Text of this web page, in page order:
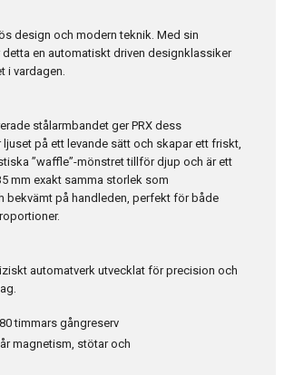
design och modern teknik. Med sin
en automatiskt driven designklassiker
i vardagen.
stålarmbandet ger PRX dess
på ett levande sätt och skapar ett friskt,
”waffle”-mönstret tillför djup och är ett
mm exakt samma storlek som
bekvämt på handleden, perfekt för både
automatverk utvecklat för precision och
timmars gångreserv
magnetism, stötar och